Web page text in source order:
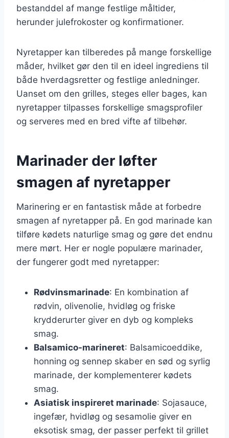
bestanddel af mange festlige måltider,
herunder julefrokoster og konfirmationer.
Nyretapper kan tilberedes på mange forskellige
måder, hvilket gør den til en ideel ingrediens til
både hverdagsretter og festlige anledninger.
Uanset om den grilles, steges eller bages, kan
nyretapper tilpasses forskellige smagsprofiler
og serveres med en bred vifte af tilbehør.
Marinader der løfter
smagen af nyretapper
Marinering er en fantastisk måde at forbedre
smagen af nyretapper på. En god marinade kan
tilføre kødets naturlige smag og gøre det endnu
mere mørt. Her er nogle populære marinader,
der fungerer godt med nyretapper:
Rødvinsmarinade: En kombination af
rødvin, olivenolie, hvidløg og friske
krydderurter giver en dyb og kompleks
smag.
Balsamico-marineret: Balsamicoeddike,
honning og sennep skaber en sød og syrlig
marinade, der komplementerer kødets
smag.
Asiatisk inspireret marinade: Sojasauce,
ingefær, hvidløg og sesamolie giver en
eksotisk smag, der passer perfekt til grillet